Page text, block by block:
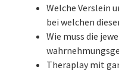
Welche Verslein
bei welchen
Wie muss die
Theraplay mit